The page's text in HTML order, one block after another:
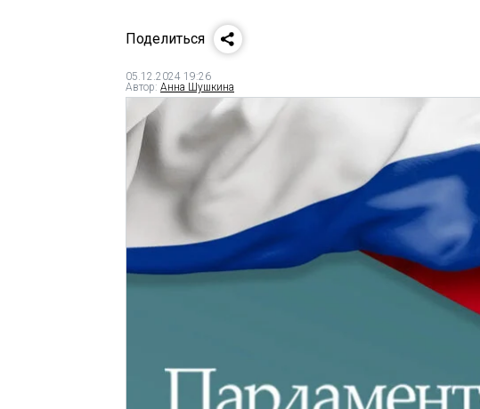
Поделиться
05.12.2024 19:26
Автор: Анна Шушкина